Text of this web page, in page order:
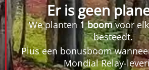
Er is geen
We planten1 boomvoor
besteedt.
Plus een bonusboom
Mondial Relay-